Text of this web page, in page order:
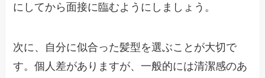
にしてから面接に臨むようにしましょう。
次に、自分に似合った髪型を選ぶことが大切で
す。個人差がありますが、一般的には清潔感のあ